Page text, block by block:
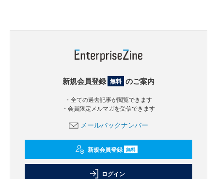
新規会員登録 無料 のご案内
・全ての過去記事が閲覧できます
・会員限定メルマガを受信できます
メールバックナンバー
新規会員登録 無料
ログイン